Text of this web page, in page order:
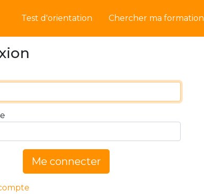
Test d'orientation Chercher ma formation
Me connecter